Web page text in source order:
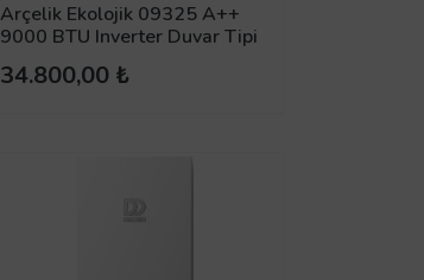
Arçelik Ekolojik 09325 A++
9000 BTU Inverter Duvar Tipi
34.800,00 ₺